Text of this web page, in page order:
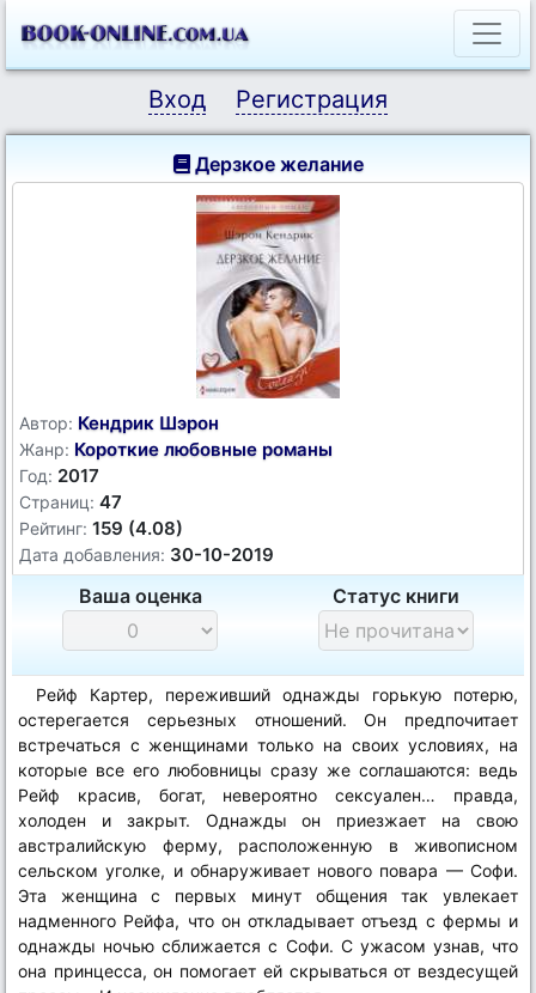
Вход Регистрация
Дерзкое желание
Автор: Кендрик Шэрон
Жанр: Короткие любовные романы
Год: 2017
Страниц: 47
Рейтинг: 159 (4.08)
Дата добавления: 30-10-2019
Ваша оценка Статус книги
Рейф Картер, переживший однажды горькую потерю,
остерегается серьезных отношений. Он предпочитает
встречаться с женщинами только на своих условиях, на
которые все его любовницы сразу же соглашаются: ведь
Рейф красив, богат, невероятно сексуален… правда,
холоден и закрыт. Однажды он приезжает на свою
австралийскую ферму, расположенную в живописном
сельском уголке, и обнаруживает нового повара — Софи.
Эта женщина с первых минут общения так увлекает
надменного Рейфа, что он откладывает отъезд с фермы и
однажды ночью сближается с Софи. С ужасом узнав, что
она принцесса, он помогает ей скрываться от вездесущей